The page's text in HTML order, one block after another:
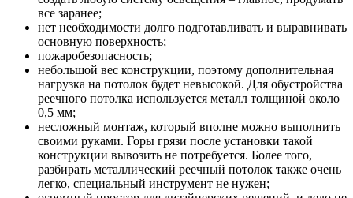
все заранее;
нет необходимости долго подготавливать и выравнивать
основную поверхность;
пожаробезопасность;
небольшой вес конструкции, поэтому дополнительная
нагрузка на потолок будет невысокой. Для обустройства
реечного потолка используется металл толщиной около
0,5 мм;
несложный монтаж, который вполне можно выполнить
своими руками. Горы грязи после установки такой
конструкции вывозить не потребуется. Более того,
разбирать металлический реечный потолок также очень
легко, специальный инструмент не нужен;